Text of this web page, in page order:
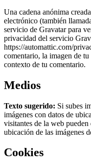
Una cadena anónima
electrónico (también
servicio de Gravatar para
privacidad del servicio
https://automattic.com/
comentario, la imagen de
contexto de tu comentario.
Medios
Texto sugerido: Si subes
imágenes con datos de
visitantes de la web
ubicación de las imágenes
Cookies